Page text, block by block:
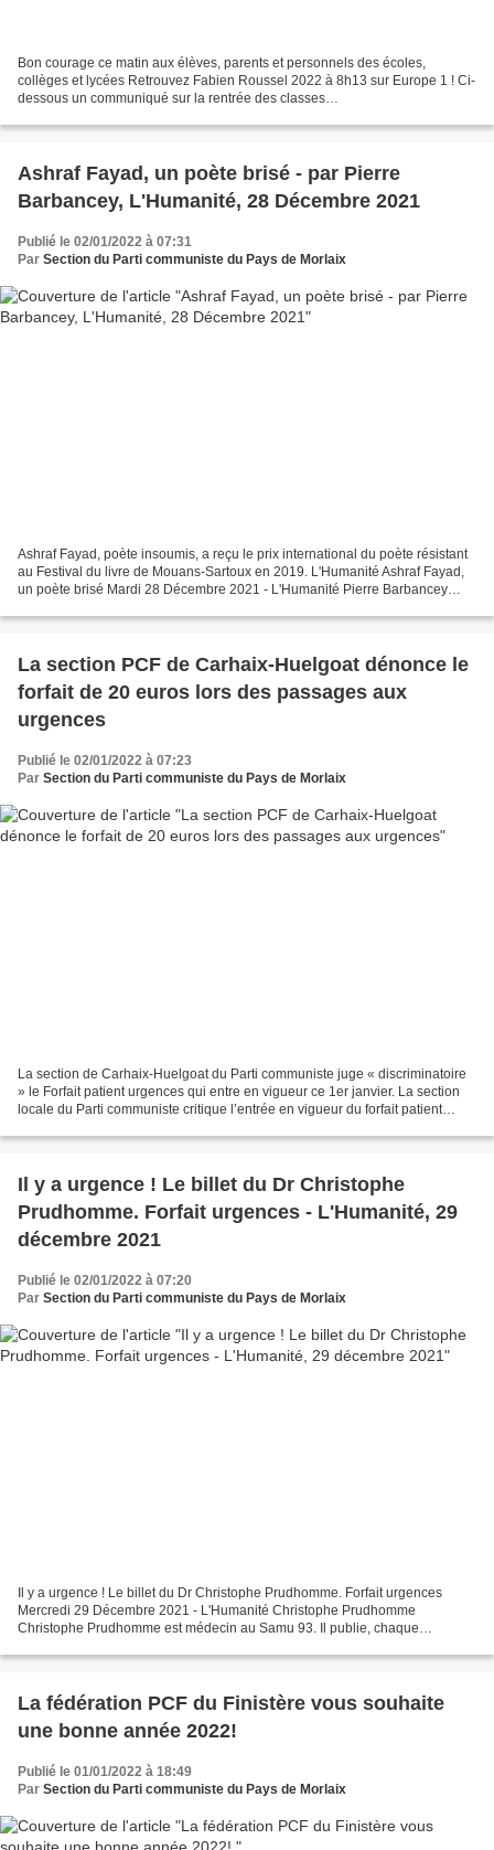
Bon courage ce matin aux élèves, parents et personnels des écoles,
collèges et lycées Retrouvez Fabien Roussel 2022 à 8h13 sur Europe 1 ! Ci-
dessous un communiqué sur la rentrée des classes
Ashraf Fayad, un poète brisé - par Pierre
Barbancey, L'Humanité, 28 Décembre 2021
Publié le 02/01/2022 à 07:31
Par Section du Parti communiste du Pays de Morlaix
Ashraf Fayad, poète insoumis, a reçu le prix international du poète résistant
au Festival du livre de Mouans-Sartoux en 2019. L'Humanité Ashraf Fayad,
un poète brisé Mardi 28 Décembre 2021 - L'Humanité Pierre Barbancey
La section PCF de Carhaix-Huelgoat dénonce le
forfait de 20 euros lors des passages aux
urgences
Publié le 02/01/2022 à 07:23
Par Section du Parti communiste du Pays de Morlaix
La section de Carhaix-Huelgoat du Parti communiste juge « discriminatoire
» le Forfait patient urgences qui entre en vigueur ce 1er janvier. La section
locale du Parti communiste critique l’entrée en vigueur du forfait patient
Il y a urgence ! Le billet du Dr Christophe
Prudhomme. Forfait urgences - L'Humanité, 29
décembre 2021
Publié le 02/01/2022 à 07:20
Par Section du Parti communiste du Pays de Morlaix
Il y a urgence ! Le billet du Dr Christophe Prudhomme. Forfait urgences
Mercredi 29 Décembre 2021 - L'Humanité Christophe Prudhomme
Christophe Prudhomme est médecin au Samu 93. Il publie, chaque
La fédération PCF du Finistère vous souhaite
une bonne année 2022!
Publié le 01/01/2022 à 18:49
Par Section du Parti communiste du Pays de Morlaix